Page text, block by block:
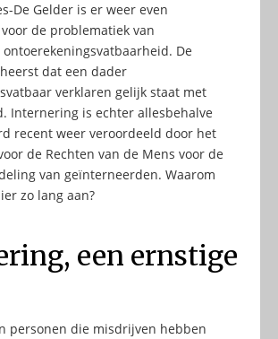
De Gelder is er weer even
de problematiek van
De
dat een dader
verklaren gelijk staat met
Internering is echter allesbehalve
recent weer veroordeeld door het
de Rechten van de Mens voor de
van geïnterneerden. Waarom
zo lang aan?
een ernstige
personen die misdrijven hebben